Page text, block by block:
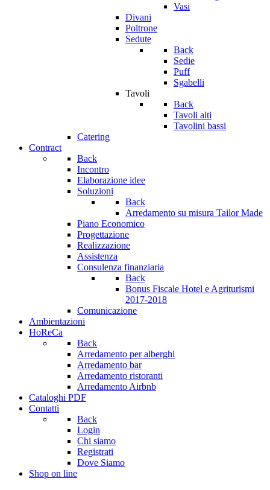
Vasi
Divani
Poltrone
Sedute
Back
Sedie
Puff
Sgabelli
Tavoli
Back
Tavoli alti
Tavolini bassi
Catering
Contract
Back
Incontro
Elaborazione idee
Soluzioni
Back
Arredamento su misura Tailor Made
Piano Economico
Progettazione
Realizzazione
Assistenza
Consulenza finanziaria
Back
Bonus Fiscale Hotel e Agriturismi
2017-2018
Comunicazione
Ambientazioni
HoReCa
Back
Arredamento per alberghi
Arredamento bar
Arredamento ristoranti
Arredamento Airbnb
Cataloghi PDF
Contatti
Back
Login
Chi siamo
Registrati
Dove Siamo
Shop on line